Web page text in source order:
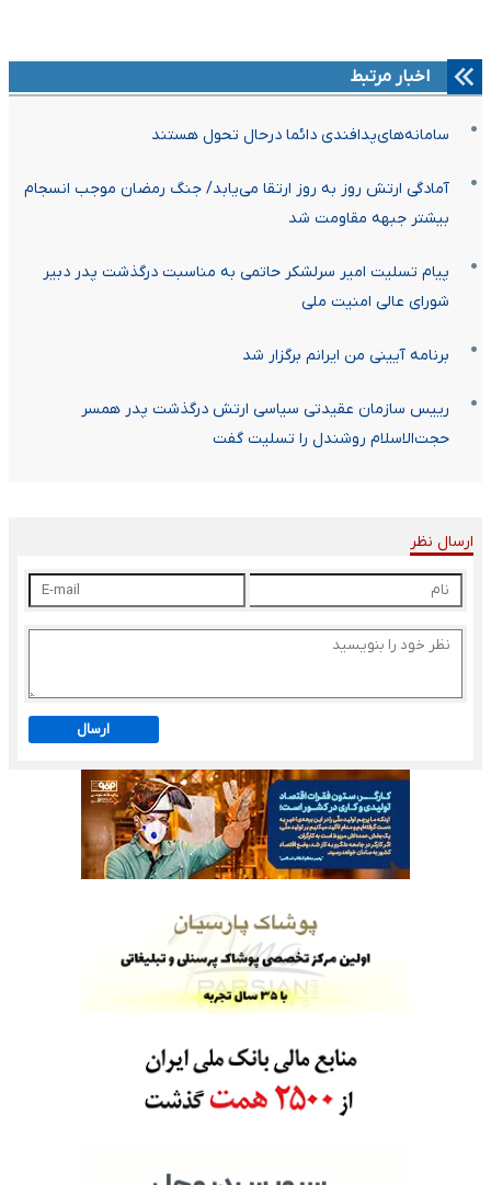
اخبار مرتبط
سامانه‌های‌پدافندی دائما درحال تحول هستند
آمادگی ارتش روز به روز ارتقا می‌یابد/ جنگ رمضان موجب انسجام
بیشتر جبهه مقاومت شد
پیام تسلیت امیر سرلشکر حاتمی به مناسبت درگذشت پدر دبیر
شورای عالی امنیت ملی
برنامه آیینی من ایرانم برگزار شد
رییس سازمان عقیدتی سیاسی ارتش درگذشت پدر همسر
حجت‌الاسلام‌ روشندل را تسلیت گفت
ارسال نظر
ارسال